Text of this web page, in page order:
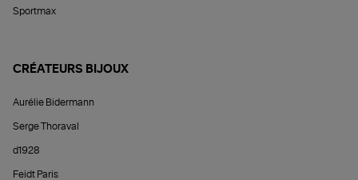
Sportmax
CRÉATEURS BIJOUX
Aurélie Bidermann
Serge Thoraval
d1928
Feidt Paris